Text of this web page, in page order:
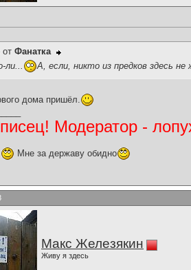
Фанатка
А, если, никто из предков здесь не
дома пришёл.
Модератор -
Мне за державу обидно
Макс Железякин
Живу я здесь